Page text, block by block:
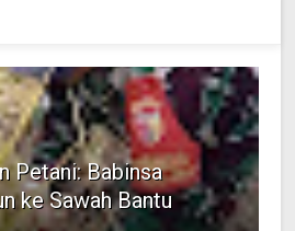
Petani: Babinsa
ke Sawah Bantu